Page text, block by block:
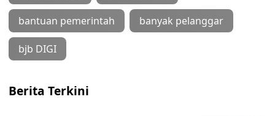
bantuan pemerintah banyak pelanggar
bjb DIGI
Berita Terkini